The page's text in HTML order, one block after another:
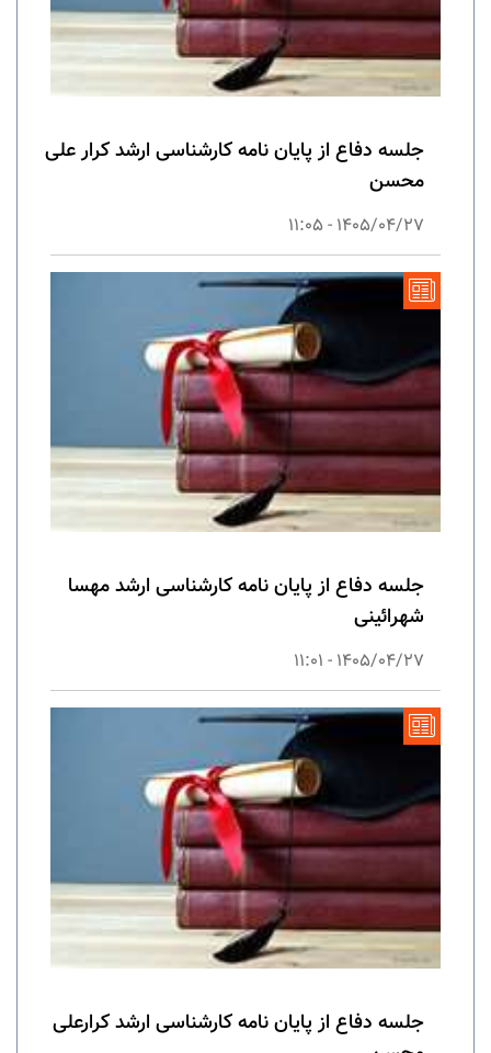
جلسه دفاع از پایان نامه کارشناسی ارشد کرار علی
محسن
1405/04/27 - 11:05
جلسه دفاع از پایان نامه کارشناسی ارشد مهسا
شهرائینی
1405/04/27 - 11:01
جلسه دفاع از پایان نامه کارشناسی ارشد کرارعلی